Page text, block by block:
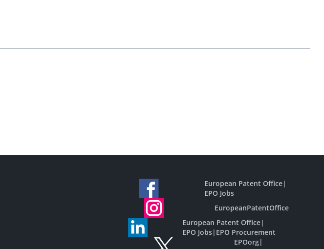
European Patent Office|
EPO Jobs
EuropeanPatentOffice
European Patent Office|
EPO Jobs| EPO Procurement
EPOorg|